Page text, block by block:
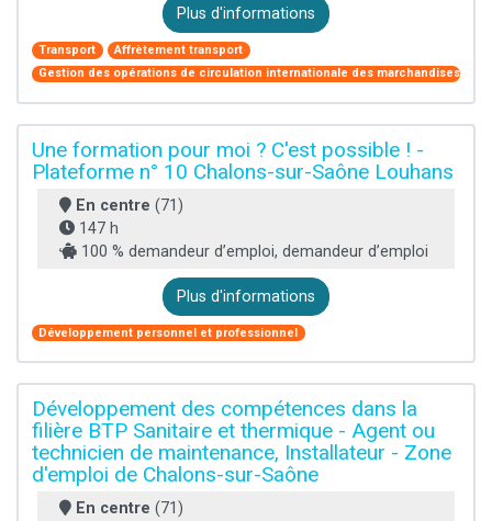
Plus d'informations
Transport
Affrètement transport
Gestion des opérations de circulation internationale des marchandises
Une formation pour moi ? C'est possible ! -
Plateforme n° 10 Chalons-sur-Saône Louhans
En centre (71)
147 h
100 % demandeur d’emploi, demandeur d’emploi
Plus d'informations
Développement personnel et professionnel
Développement des compétences dans la
filière BTP Sanitaire et thermique - Agent ou
technicien de maintenance, Installateur - Zone
d'emploi de Chalons-sur-Saône
En centre (71)